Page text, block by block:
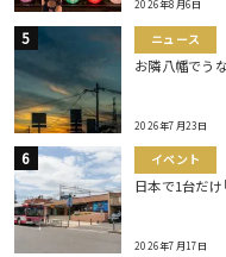
2026年8月6日
ニュース
お隣八幡でう
2026年7月23日
イベント
日本で1台だ
2026年7月17日